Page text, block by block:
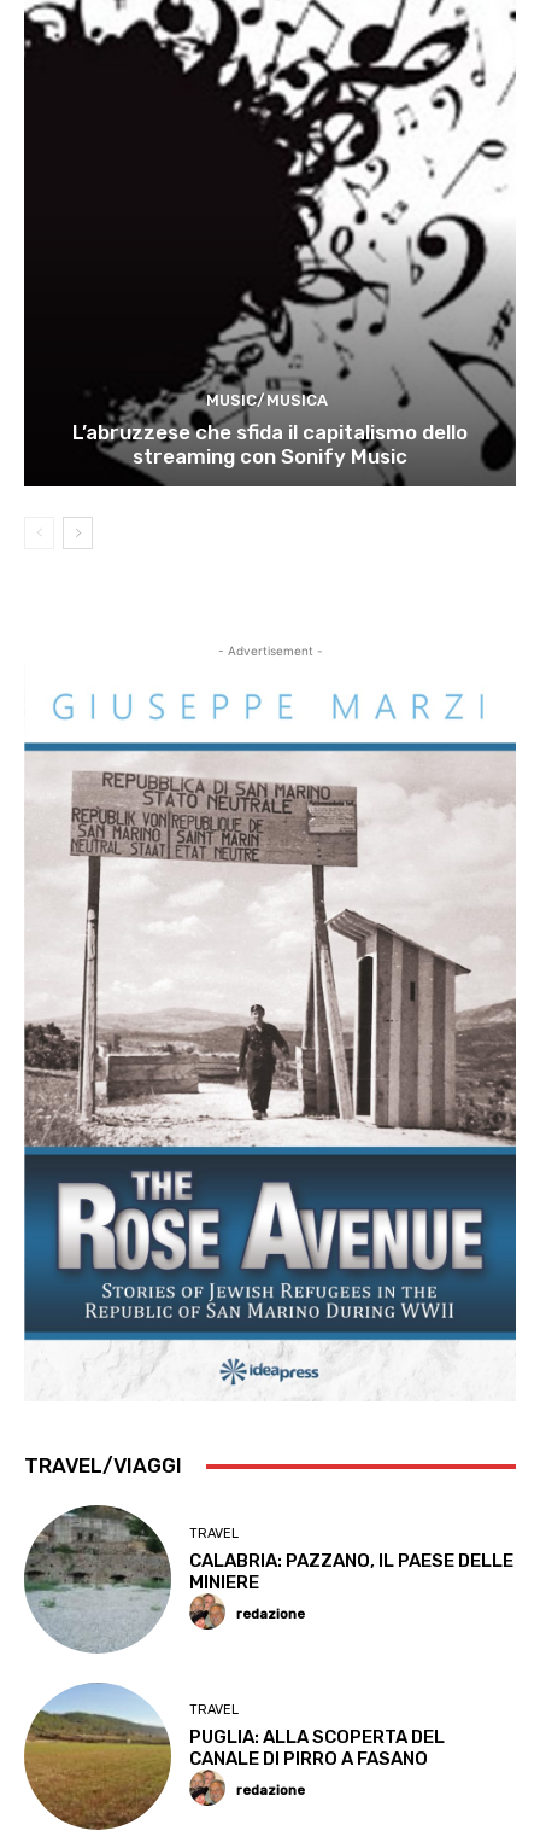
MUSIC/MUSICA
L’abruzzese che sfida il capitalismo dello
streaming con Sonify Music
- Advertisement -
TRAVEL/VIAGGI
TRAVEL
CALABRIA: PAZZANO, IL PAESE DELLE
MINIERE
redazione
TRAVEL
PUGLIA: ALLA SCOPERTA DEL
CANALE DI PIRRO A FASANO
redazione